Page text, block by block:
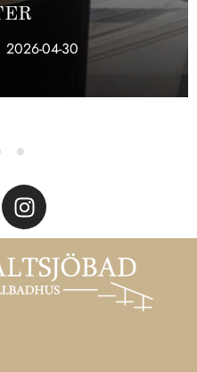
2026-04-30